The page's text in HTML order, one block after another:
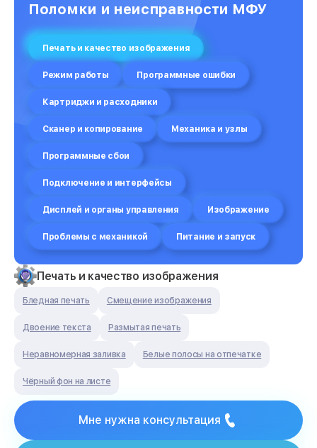
Поломки и неисправности МФУ
Печать и качество изображения
Режим работы Программные ошибки
Картриджи и расходники
Сканер и копирование Механика и узлы
Программные сбои
Подключение и интерфейсы
Дисплей и органы управления Изображение
Проблемы с механикой Питание и запуск
Печать и качество изображения
Бледная печать Смещение изображения
Двоение текста Размытая печать
Неравномерная заливка Белые полосы на отпечатке
Чёрный фон на листе
Мне нужна консультация